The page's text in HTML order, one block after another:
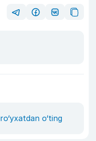
ro‘yxatdan o‘ting